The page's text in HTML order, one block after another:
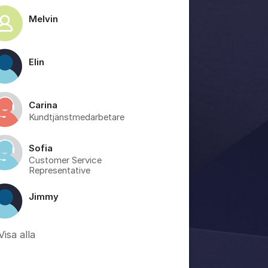
Melvin
Elin
Carina
Kundtjänstmedarbetare
Sofia
Customer Service
Representative
Jimmy
alla